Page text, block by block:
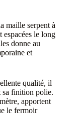
maille serpent à
espacées le long
donne au
et
qualité, il
sa finition polie.
apportent
le fermoir